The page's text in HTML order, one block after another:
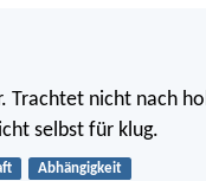
Trachtet nicht nach
selbst für klug.
Abhängigkeit